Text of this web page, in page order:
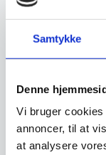
Samtykke
Denne
Vi bruger
annoncer, til at
at analysere
Vi